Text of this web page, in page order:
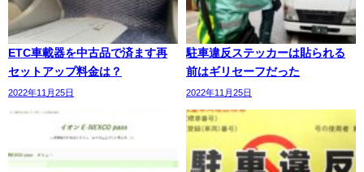
ETC車載器を中古品で済ます再
セットアップ料金は？
2022年11月25日
駐車違反ステッカーは貼られる
前はギリセーフだった
2022年11月25日